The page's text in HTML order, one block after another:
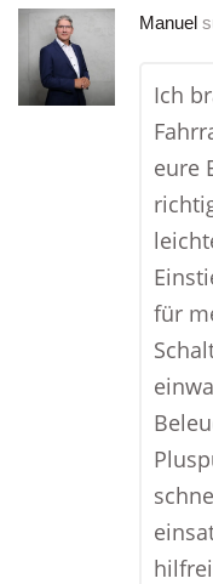
Manuel
Ich
eure
für